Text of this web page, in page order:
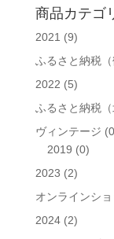
対
商品カテゴ
2021 (9)
ふるさと納税（
2022 (5)
ふるさと納税（
ヴィンテージ
2019 (0)
2023 (2)
オンラインシ
2024 (2)